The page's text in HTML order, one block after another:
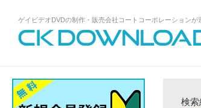
ゲイビデオDVDの制作・販売会社コートコーポレーションが
信サイトCK DOWNLOADトップページ
検